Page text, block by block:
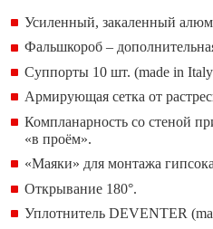
Усиленный, закаленный
Фальшкороб –
Суппорты 10 шт. (made in
Армирующая сетка от
Компланарность со стеной
«в проём».
«Маяки» для монтажа
Открывание 180°.
Уплотнитель DEVENTER